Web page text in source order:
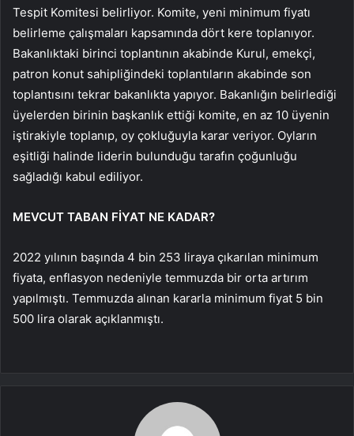
Tespit Komitesi belirliyor. Komite, yeni minimum fiyatı
belirleme çalışmaları kapsamında dört kere toplanıyor.
Bakanlıktaki birinci toplantının akabinde Kurul, emekçi,
patron konut sahipliğindeki toplantıların akabinde son
toplantısını tekrar bakanlıkta yapıyor. Bakanlığın belirlediği
üyelerden birinin başkanlık ettiği komite, en az 10 üyenin
iştirakiyle toplanıp, oy çokluğuyla karar veriyor. Oyların
eşitliği halinde liderin bulunduğu tarafın çoğunluğu
sağladığı kabul ediliyor.
MEVCUT TABAN FİYAT NE KADAR?
2022 yılının başında 4 bin 253 liraya çıkarılan minimum
fiyata, enflasyon nedeniyle temmuzda bir orta artırım
yapılmıştı. Temmuzda alınan kararla minimum fiyat 5 bin
500 lira olarak açıklanmıştı.